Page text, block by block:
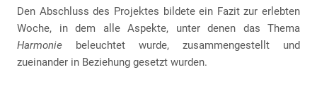
Den Abschluss des Projektes bildete ein Fazit zur erlebten
Woche, in dem alle Aspekte, unter denen das Thema
Harmonie beleuchtet wurde, zusammengestellt und
zueinander in Beziehung gesetzt wurden.